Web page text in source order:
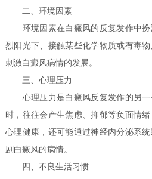
二、环境因素
环境因素在白癜风的反复发作中扮
烈阳光下、接触某些化学物质或有毒
刺激白癜风病情的发展。
三、心理压力
心理压力是白癜风反复发作的另一
时，往往会产生焦虑、抑郁等负面情
心理健康，还可能通过神经内分泌系
剧白癜风的病情。
四、不良生活习惯